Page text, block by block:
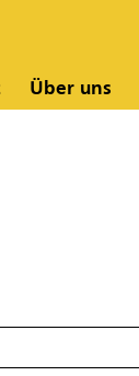
Über uns